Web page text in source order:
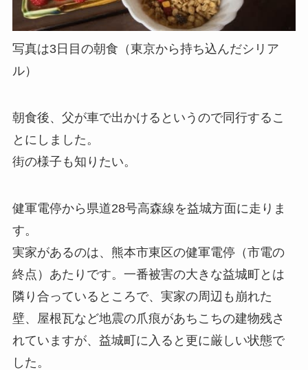
写真は3日目の朝食（東京から持ち込んだシリア
ル）
朝食後、父が車で出かけるというので同行するこ
とにしました。
街の様子も知りたい。
健軍電停から県道28号高森線を益城方面に走りま
す。
実家があるのは、熊本市東区の健軍電停（市電の
終点）あたりです。一番被害の大きな益城町とは
隣り合っているところで、実家の周辺も崩れた
壁、屋根瓦など地震の爪痕があちこちの建物残さ
れていますが、益城町に入ると更に厳しい状態で
した。